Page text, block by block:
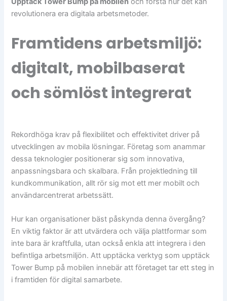
revolutionera era digitala arbetsmetoder.
Framtidens arbetsmiljö:
digitalt, mobilbaserat
och sömlöst integrerat
Rekordhöga krav på flexibilitet och effektivitet driver på
utvecklingen av mobila lösningar. Företag som anammar
dessa teknologier positionerar sig som innovativa,
anpassningsbara och skalbara. Från projektledning till
kundkommunikation, allt rör sig mot ett mer mobilt och
användarcentrerat arbetssätt.
Hur kan organisationer bäst påskynda denna övergång?
En viktig faktor är att utvärdera och välja plattformar som
inte bara är kraftfulla, utan också enkla att integrera i den
befintliga arbetsmiljön. Att upptäcka verktyg som upptäck
Tower Bump på mobilen innebär att företaget tar ett steg in
i framtiden för digital samarbete.